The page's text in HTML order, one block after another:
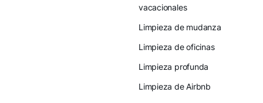
vacacionales
Limpieza de mudanza
Limpieza de oficinas
Limpieza profunda
Limpieza de Airbnb